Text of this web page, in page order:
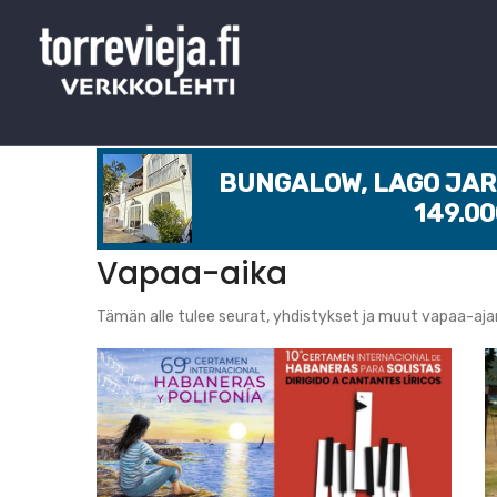
BUNGALOW, LAGO
Vapaa-aika
Tämän alle tulee seurat, yhdistykset ja muut vapaa-